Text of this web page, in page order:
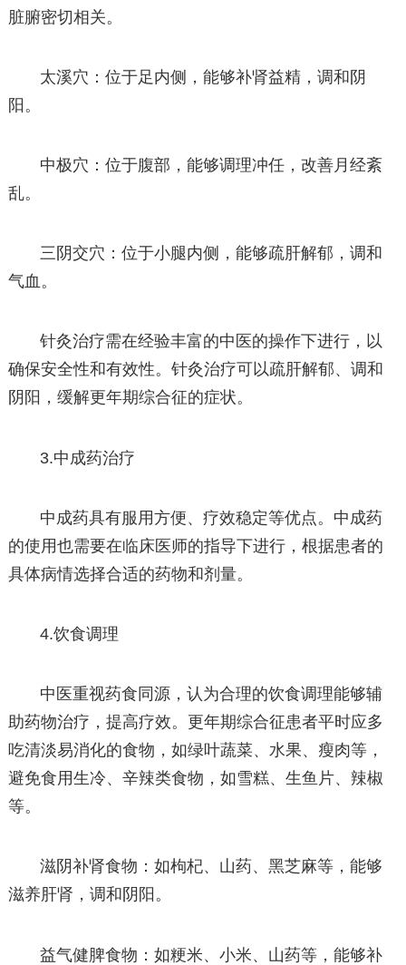
脏腑密切相关。
太溪穴：位于足内侧，能够补肾益精，调和阴
阳。
中极穴：位于腹部，能够调理冲任，改善月经紊
乱。
三阴交穴：位于小腿内侧，能够疏肝解郁，调和
气血。
针灸治疗需在经验丰富的中医的操作下进行，以
确保安全性和有效性。针灸治疗可以疏肝解郁、调和
阴阳，缓解更年期综合征的症状。
3.中成药治疗
中成药具有服用方便、疗效稳定等优点。中成药
的使用也需要在临床医师的指导下进行，根据患者的
具体病情选择合适的药物和剂量。
4.饮食调理
中医重视药食同源，认为合理的饮食调理能够辅
助药物治疗，提高疗效。更年期综合征患者平时应多
吃清淡易消化的食物，如绿叶蔬菜、水果、瘦肉等，
避免食用生冷、辛辣类食物，如雪糕、生鱼片、辣椒
等。
滋阴补肾食物：如枸杞、山药、黑芝麻等，能够
滋养肝肾，调和阴阳。
益气健脾食物：如粳米、小米、山药等，能够补